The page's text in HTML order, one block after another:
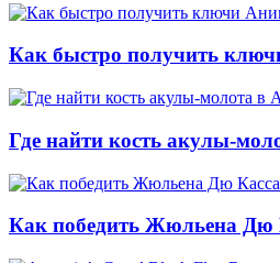
Как быстро получить
Где найти кость акулы-
Как победить Жюльена Дю